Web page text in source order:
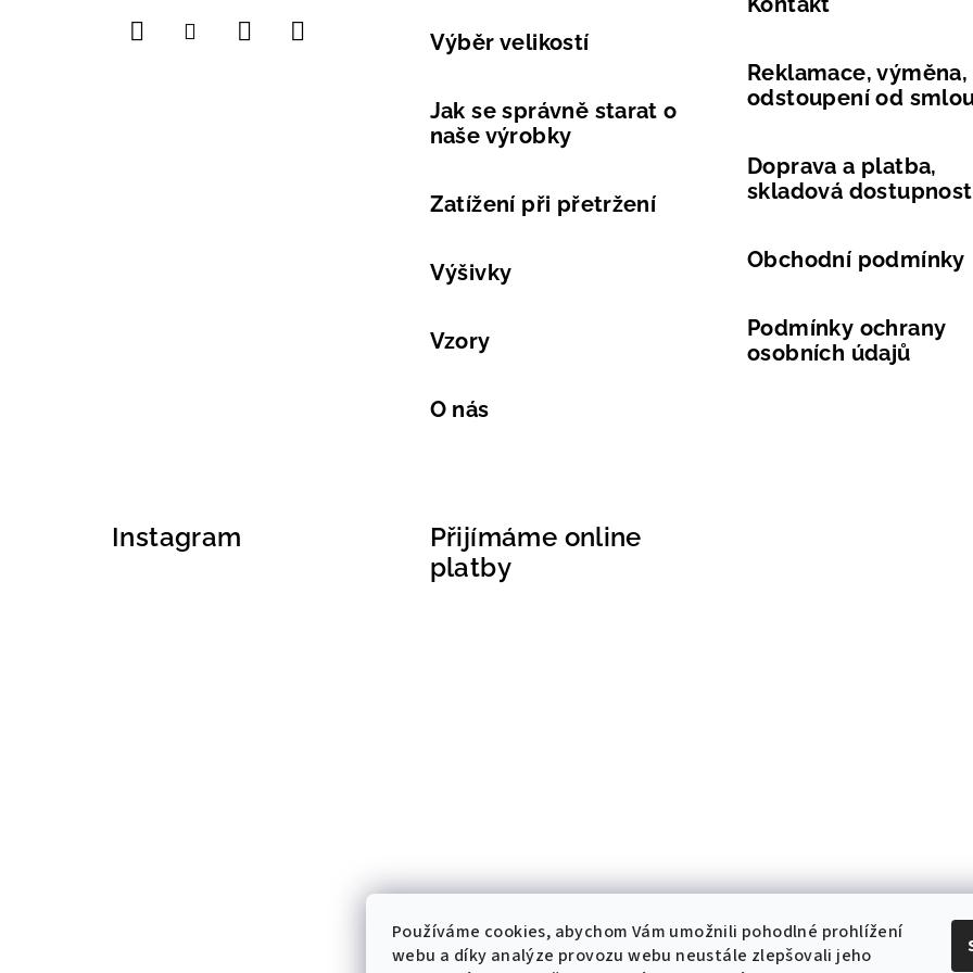
Používáme cookies, abychom Vám umožnili pohodlné prohlížení
webu a díky analýze provozu webu neustále zlepšovali jeho
Výběr velikostí
Jak se správně starat o
naše výrobky
Zatížení při přetržení
Výšivky
Vzory
O nás
Reklamace, výměna,
odstoupení od
Doprava a platba,
skladová dostupnost
Obchodní podmínky
Podmínky ochrany
osobních údajů
Instagram
Přijímáme online
platby